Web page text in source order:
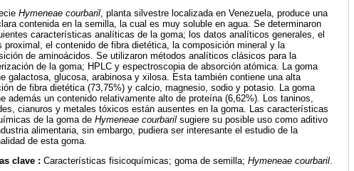
Hymeneae courbaril, planta silvestre localizada en Venezuela, produce una
contenida en la semilla, la cual es muy soluble en agua. Se determinaron
características analíticas de la goma; los datos analíticos generales, el
proximal, el contenido de fibra dietética, la composición mineral y la
de aminoácidos. Se utilizaron métodos analíticos clásicos para la
de la goma; HPLC y espectroscopia de absorción atómica. La goma
galactosa, glucosa, arabinosa y xilosa. Esta también contiene una alta
de fibra dietética (73,75%) y calcio, magnesio, sodio y potasio. La goma
además un contenido relativamente alto de proteína (6,62%). Los taninos,
cianuros y metales tóxicos están ausentes en la goma. Las características
de la goma de Hymeneae courbaril sugiere su posible uso como aditivo
alimentaria, sin embargo, pudiera ser interesante el estudio de la
de esta goma.
clave : Características fisicoquímicas; goma de semilla; Hymeneae courbaril.